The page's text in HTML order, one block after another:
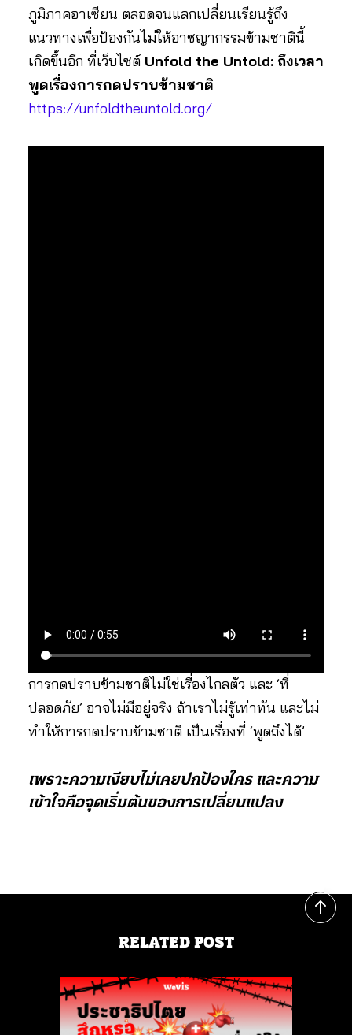
ภูมิภาคอาเซียน ตลอดจนแลกเปลี่ยนเรียนรู้ถึง
แนวทางเพื่อป้องกันไม่ให้อาชญากรรมข้ามชาตินี้
เกิดขึ้นอีก ที่เว็บไซต์ Unfold the Untold: ถึงเวลา
พูดเรื่องการกดปราบข้ามชาติ
https://unfoldtheuntold.org/
การกดปราบข้ามชาติไม่ใช่เรื่องไกลตัว และ ‘ที่
ปลอดภัย’ อาจไม่มีอยู่จริง ถ้าเราไม่รู้เท่าทัน และไม่
ทำให้การกดปราบข้ามชาติ เป็นเรื่องที่ ‘พูดถึงได้’
เพราะความเงียบไม่เคยปกป้องใคร และความ
เข้าใจคือจุดเริ่มต้นของการเปลี่ยนแปลง
RELATED POST